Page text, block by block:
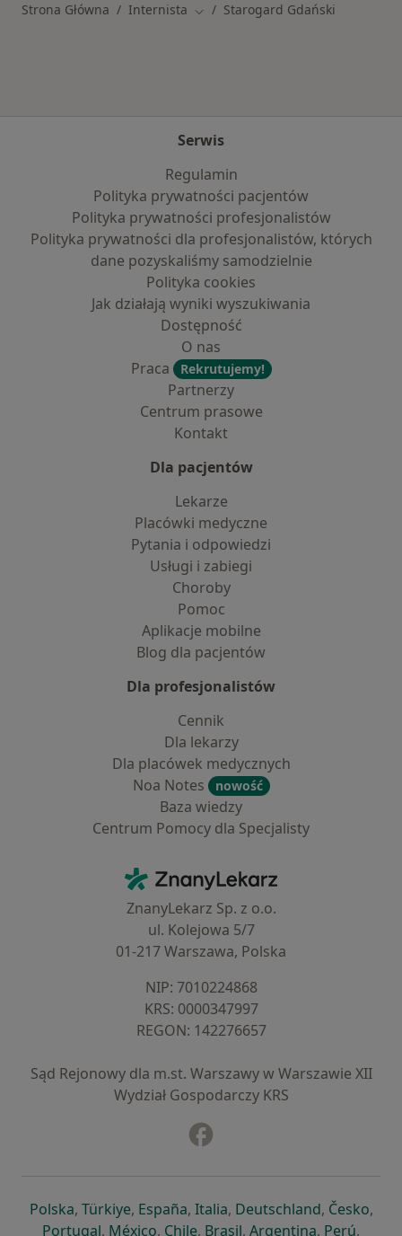
Strona Główna Internista Zmień miasto
Starogard Gdański
Serwis
Regulamin
Polityka prywatności pacjentów
Polityka prywatności profesjonalistów
Polityka prywatności dla profesjonalistów, których
dane pozyskaliśmy samodzielnie
Polityka cookies
Jak działają wyniki wyszukiwania
Dostępność
O nas
Praca
Rekrutujemy!
Partnerzy
Centrum prasowe
Kontakt
Dla pacjentów
Lekarze
Placówki medyczne
Pytania i odpowiedzi
Usługi i zabiegi
Choroby
Pomoc
Aplikacje mobilne
Blog dla pacjentów
Dla profesjonalistów
Cennik
Dla lekarzy
Dla placówek medycznych
Noa Notes
nowość
Baza wiedzy
Centrum Pomocy dla Specjalisty
ZnanyLekarz - Strona główna
ZnanyLekarz Sp. z o.o.
ul. Kolejowa 5/7
01-217 Warszawa, Polska
NIP: ⁠7010224868
KRS: ⁠0000347997
REGON: ⁠142276657
Sąd Rejonowy dla m.st. Warszawy w Warszawie XII
Wydział Gospodarczy KRS
Polskaotwiera się w nowej karcie
, Türkiyeotwiera się w nowej karcie
, Españaotwiera się w nowej karcie
, Italiaotwiera się w nowej
, Deutschlandotwiera się
, Česko,
Portugalotwiera się w nowej karcie
, Méxicootwiera się w nowej karcie
, Chileotwiera się w nowej karcie
, Brasilotwiera się w nowej
, Argentinaotwiera się
, Perú,